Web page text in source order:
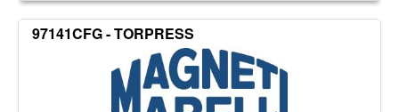
97141CFG - TORPRESS